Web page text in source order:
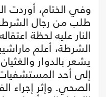
وفي الختام، أوردت
طلب من رجال
النار عليه لحظة
الشرطة، أعلم
يشعر بالدوار
إلى أحد
الصحي. وإثر إجراء